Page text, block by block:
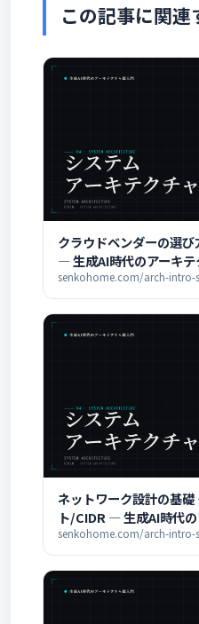
この記事に関連
クラウドベンダーの選
― 生成AI時代のアーキテ
senkohome.com/arch-intro-
ネットワーク設計の基
ト/CIDR ― 生成AI時代
senkohome.com/arch-intro-